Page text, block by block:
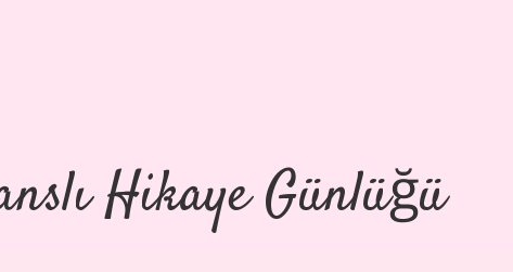
Hikaye Günlüğü